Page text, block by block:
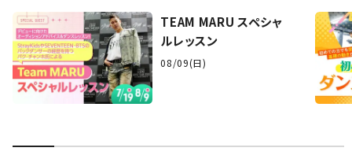
TEAM MARU スペシャ
ルレッスン
08/09(日)